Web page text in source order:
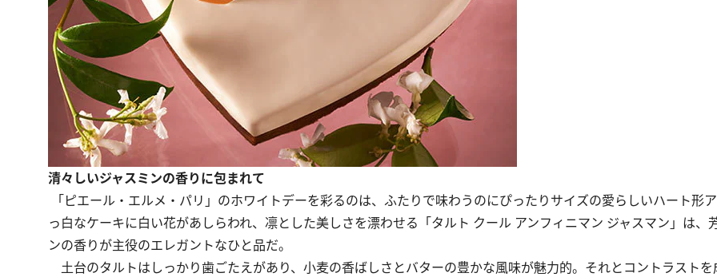
清々しいジャスミンの香りに包まれて
「ピエール・エルメ・パリ」のホワイトデーを彩るのは、ふたりで味わうのにぴったりサイズの愛らしいハート形
っ白なケーキに白い花があしらわれ、凛とした美しさを漂わせる「タルト クール アンフィニマン ジャスマン」は、
ンの香りが主役のエレガントなひと品だ。
土台のタルトはしっかり歯ごたえがあり、小麦の香ばしさとバターの豊かな風味が魅力的。それとコントラストを